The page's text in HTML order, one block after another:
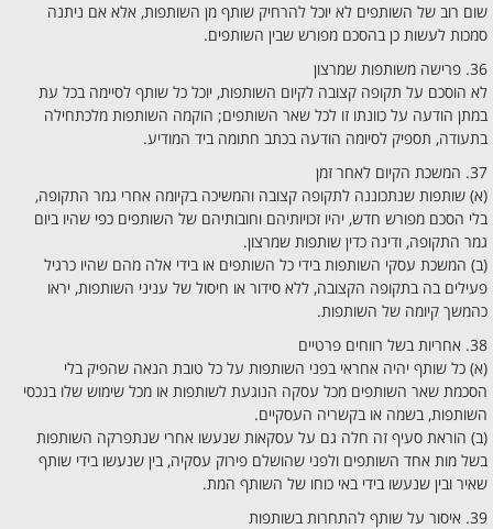
שום רוב של השותפים לא יוכל להרחיק שותף מן השותפות, אלא אם ניתנה
סמכות לעשות כן בהסכם מפורש שבין השותפים.
36. פרישה משותפות שמרצון
לא הוסכם על תקופה קצובה לקיום השותפות, יוכל כל שותף לסיימה בכל עת
במתן הודעה על כוונתו זו לכל שאר השותפים; הוקמה השותפות מלכתחילה
בתעודה, תספיק לסיומה הודעה בכתב חתומה ביד המודיע.
37. המשכת הקיום לאחר זמן
(א) שותפות שנתכוננה לתקופה קצובה והמשיכה בקיומה אחרי גמר התקופה,
בלי הסכם מפורש חדש, יהיו זכויותיהם וחובותיהם של השותפים כפי שהיו ביום
גמר התקופה, ודינה כדין שותפות שמרצון.
(ב) המשכת עסקי השותפות בידי כל השותפים או בידי אלה מהם שהיו כרגיל
פעילים בה בתקופה הקצובה, ללא סידור או חיסול של עניני השותפות, יראו
כהמשך קיומה של השותפות.
38. אחריות בשל רווחים פרטיים
(א) כל שותף יהיה אחראי בפני השותפות על כל טובת הנאה שהפיק בלי
הסכמת שאר השותפים מכל עסקה הנוגעת לשותפות או מכל שימוש שלו בנכסי
השותפות, בשמה או בקשריה העסקיים.
(ב) הוראת סעיף זה חלה גם על עסקאות שנעשו אחרי שנתפרקה השותפות
בשל מות אחד השותפים ולפני שהושלם פירוק עסקיה, בין שנעשו בידי שותף
שאיר ובין שנעשו בידי באי כוחו של השותף המת.
39. איסור על שותף להתחרות בשותפות